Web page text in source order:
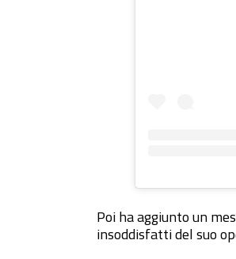
Poi ha aggiunto un
insoddisfatti del suo